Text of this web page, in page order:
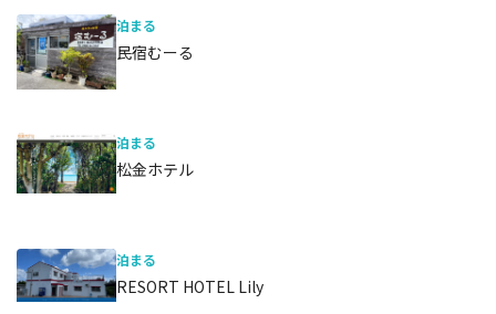
泊まる
民宿むーる
泊まる
松金ホテル
泊まる
RESORT HOTEL Lily